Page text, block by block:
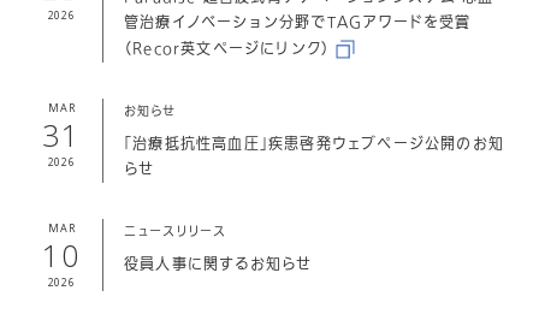
大塚グループビジネスパートナー
スピークアップライン
採用情報
お問い合わせ
2026
管治療イノベーション分野でTAGアワードを受賞
（Recor英文ページにリンク）
MAR
31
2026
お知らせ
「治療抵抗性高血圧」疾患啓発ウェブページ公開のお知
らせ
MAR
10
2026
ニュースリリース
役員人事に関するお知らせ